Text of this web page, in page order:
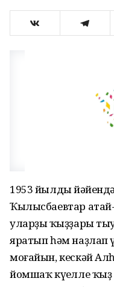
1953 йылдың
Ҡылысбаевтар
уларҙың ҡыҙҙары
яратып һәм наҙлап
моғайын, кескәй
йомшаҡ күңелле ҡыҙ